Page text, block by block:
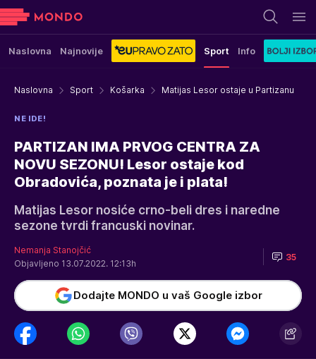
Naslovna Najnovije Sport Info
Naslovna Sport Košarka Matijas Lesor ostaje u Partizanu
NE IDE!
PARTIZAN IMA PRVOG CENTRA ZA
NOVU SEZONU! Lesor ostaje kod
Obradovića, poznata je i plata!
Matijas Lesor nosiće crno-beli dres i naredne
sezone tvrdi francuski novinar.
Nemanja Stanojčić
Objavljeno 13.07.2022. 12:13h
35
Dodajte MONDO u vaš Google izbor